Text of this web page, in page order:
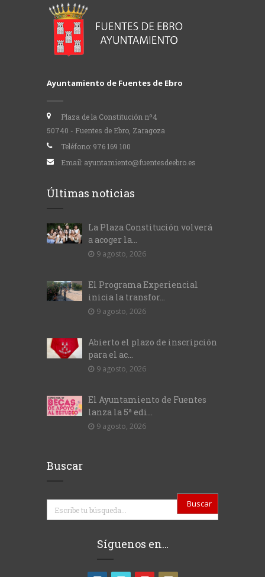
Ayuntamiento de Fuentes de Ebro
Plaza de la Constitución nº4
50740 - Fuentes de Ebro, Zaragoza
Teléfono: 976 169 100
Email: ayuntamiento@fuentesdeebro.es
Últimas noticias
La Plaza Constitución volverá
a acoger la...
9 agosto, 2026
El Programa Experiencial
inicia la transfor...
9 agosto, 2026
Abierto el plazo de inscripción
para el ac...
9 agosto, 2026
El Ayuntamiento de Fuentes
lanza la 5ª edi...
9 agosto, 2026
Buscar
Buscar
Síguenos en…